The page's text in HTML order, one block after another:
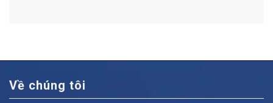
Về chúng tôi